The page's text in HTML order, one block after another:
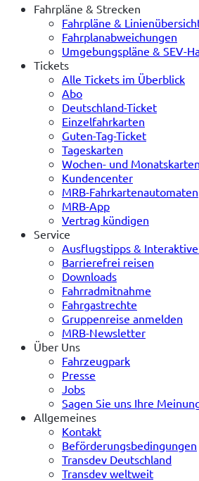
Fahrpläne & Strecken
Fahrpläne &
Fahrplanabweichungen
Umgebungspläne & SEV-
Tickets
Alle Tickets im Überblick
Abo
Deutschland-Ticket
Einzelfahrkarten
Guten-Tag-Ticket
Tageskarten
Wochen- und Monatskarten
Kundencenter
MRB-Fahrkartenautomaten
MRB-App
Vertrag kündigen
Service
Ausflugstipps &
Barrierefrei reisen
Downloads
Fahrradmitnahme
Fahrgastrechte
Gruppenreise anmelden
MRB-Newsletter
Über Uns
Fahrzeugpark
Presse
Jobs
Sagen Sie uns Ihre
Allgemeines
Kontakt
Beförderungsbedingungen
Transdev Deutschland
Transdev weltweit